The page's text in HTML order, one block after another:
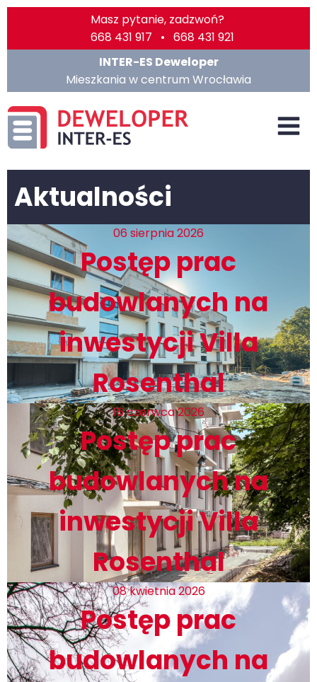
Masz pytanie, zadzwoń?
668 431 917 • 668 431 921
INTER-ES Deweloper
Mieszkania w centrum Wrocławia
Aktualności
06 sierpnia 2026
Postęp prac
budowlanych na
inwestycji Villa
Rosenthal
16 czerwca 2026
Postęp prac
budowlanych na
inwestycji Villa
Rosenthal
08 kwietnia 2026
Postęp prac
budowlanych na